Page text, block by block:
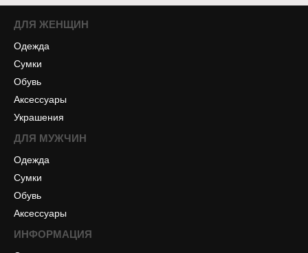
ДЛЯ ЖЕНЩИН
Одежда
Сумки
Обувь
Аксессуары
Украшения
ДЛЯ МУЖЧИН
Одежда
Сумки
Обувь
Аксессуары
ИНФОРМАЦИЯ